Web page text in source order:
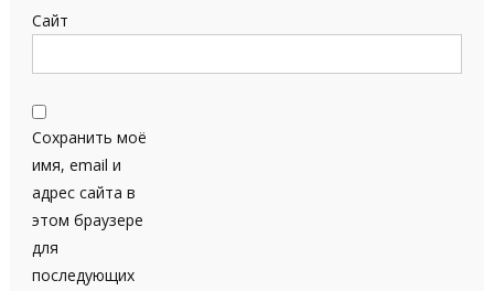
Сайт
Сохранить моё
имя, email и
адрес сайта в
этом браузере
для
последующих